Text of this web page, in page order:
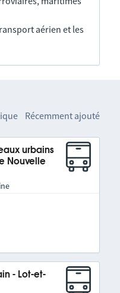
aérien et les
Récemment ajouté
urbains
Nouvelle
- Lot-et-